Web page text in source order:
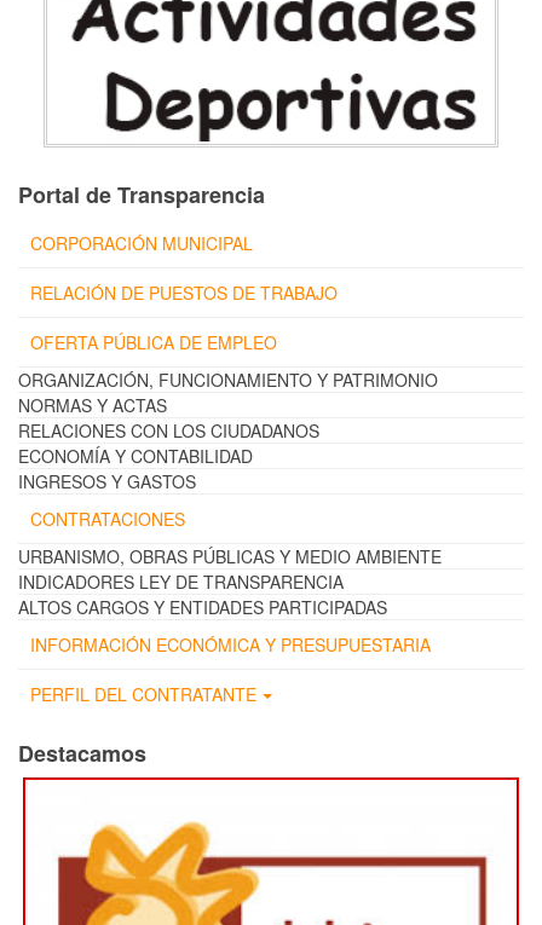
Portal de Transparencia
CORPORACIÓN MUNICIPAL
RELACIÓN DE PUESTOS DE TRABAJO
OFERTA PÚBLICA DE EMPLEO
ORGANIZACIÓN, FUNCIONAMIENTO Y PATRIMONIO
NORMAS Y ACTAS
RELACIONES CON LOS CIUDADANOS
ECONOMÍA Y CONTABILIDAD
INGRESOS Y GASTOS
CONTRATACIONES
URBANISMO, OBRAS PÚBLICAS Y MEDIO AMBIENTE
INDICADORES LEY DE TRANSPARENCIA
ALTOS CARGOS Y ENTIDADES PARTICIPADAS
INFORMACIÓN ECONÓMICA Y PRESUPUESTARIA
PERFIL DEL CONTRATANTE
Destacamos